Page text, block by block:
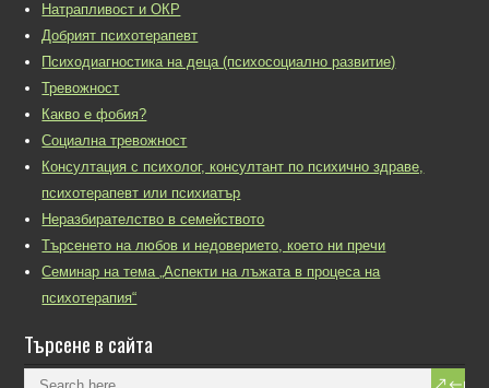
Натрапливост и ОКР
Добрият психотерапевт
Психодиагностика на деца (психосоциално развитие)
Тревожност
Какво е фобия?
Социална тревожност
Консултация с психолог, консултант по психично здраве,
психотерапевт или психиатър
Неразбирателство в семейството
Търсенето на любов и недоверието, което ни пречи
Семинар на тема „Аспекти на лъжата в процеса на
психотерапия“
Търсене в сайта